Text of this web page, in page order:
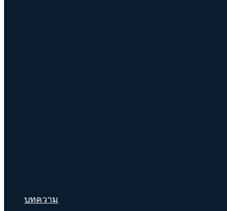
บทความ